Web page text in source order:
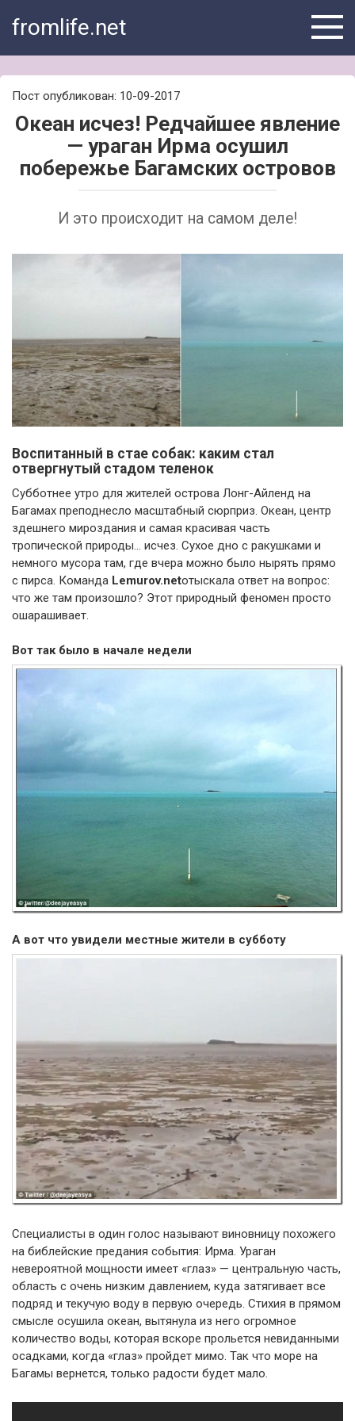
fromlife.net
Пост опубликован: 10-09-2017
Океан исчез! Редчайшее явление
— ураган Ирма осушил
побережье Багамских островов
И это происходит на самом деле!
Воспитанный в стае собак: каким стал
отвергнутый стадом теленок
Субботнее утро для жителей острова Лонг-Айленд на
Багамах преподнесло масштабный сюрприз. Океан, центр
здешнего мироздания и самая красивая часть
тропической природы… исчез. Сухое дно с ракушками и
немного мусора там, где вчера можно было нырять прямо
с пирса. Команда Lemurov.netотыскала ответ на вопрос:
что же там произошло? Этот природный феномен просто
ошарашивает.
Вот так было в начале недели
А вот что увидели местные жители в субботу
Специалисты в один голос называют виновницу похожего
на библейские предания события: Ирма. Ураган
невероятной мощности имеет «глаз» — центральную часть,
область с очень низким давлением, куда затягивает все
подряд и текучую воду в первую очередь. Стихия в прямом
смысле осушила океан, вытянула из него огромное
количество воды, которая вскоре прольется невиданными
осадками, когда «глаз» пройдет мимо. Так что море на
Багамы вернется, только радости будет мало.